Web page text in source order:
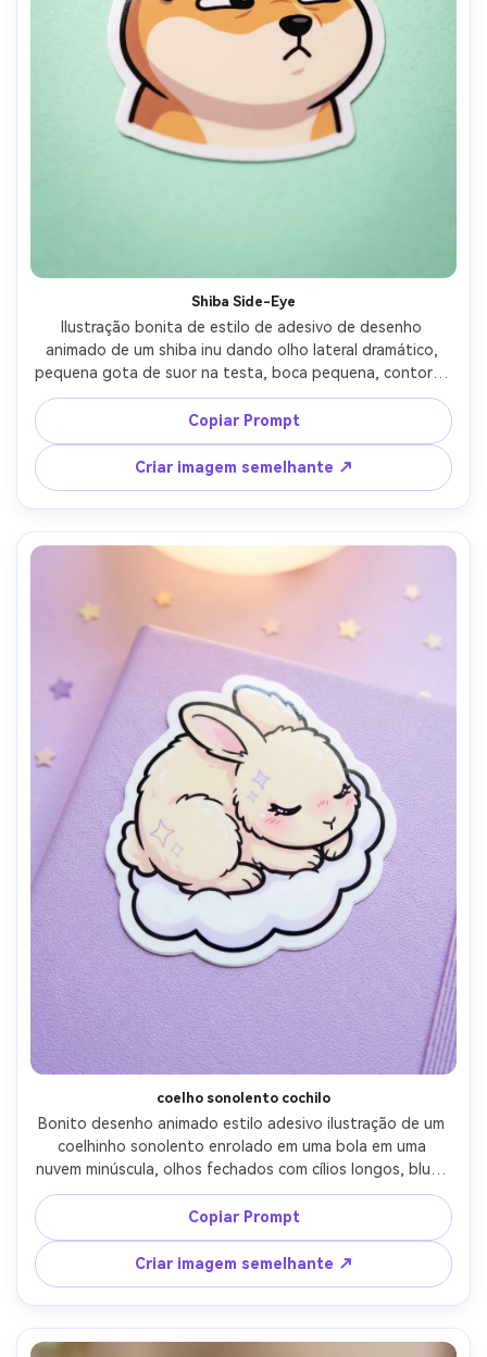
Shiba Side-Eye
Ilustração bonita de estilo de adesivo de desenho
animado de um shiba inu dando olho lateral dramático,
pequena gota de suor na testa, boca pequena, contorno
grosso, borda branca cortada, fundo de menta pastel,
expressão pronta para meme, sombreamento suave do
cel, linha de corte do adesivo claramente visível, lente de
85mm, profundidade de campo rasa, iluminação
cinematográfica suave-AR 4:5
Copiar Prompt
Criar imagem semelhante ↗
coelho sonolento cochilo
Bonito desenho animado estilo adesivo ilustração de um
coelhinho sonolento enrolado em uma bola em uma
nuvem minúscula, olhos fechados com cílios longos, blush
macio, contorno ousado, borda branca die-cut, fundo de
lavanda com pequenas estrelas, sombreamento suave
suave, acolhedor para dormir adesivo estético, lente de
85mm, profundidade de campo rasa, iluminação
cinematográfica suave-AR 4:5
Copiar Prompt
Criar imagem semelhante ↗